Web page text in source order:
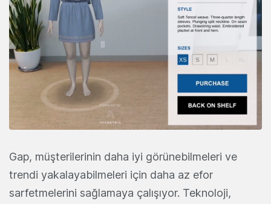
Gap, müşterilerinin daha iyi görünebilmeleri ve
trendi yakalayabilmeleri için daha az efor
sarfetmelerini sağlamaya çalışıyor. Teknoloji,